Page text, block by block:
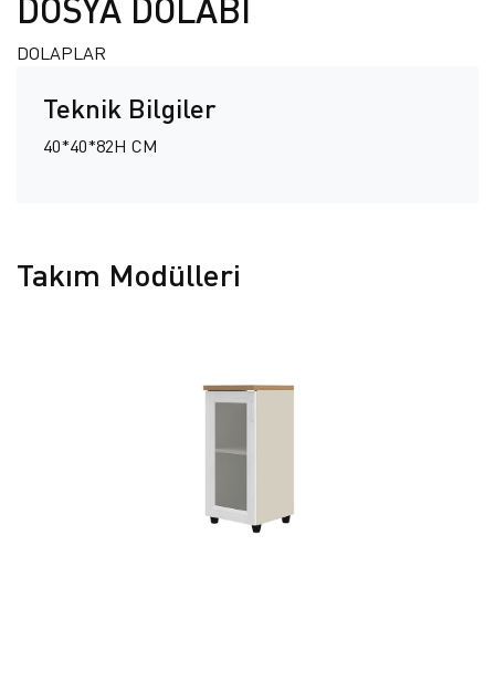
DOSYA DOLABI
DOLAPLAR
Teknik Bilgiler
40*40*82H CM
Takım Modülleri